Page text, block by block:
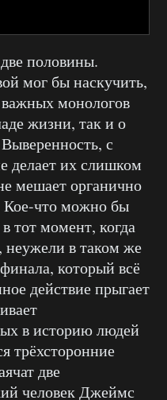
половины.
мог бы наскучить,
монологов
жизни, так и о
с
делает их слишком
мешает органично
Кое-что можно бы
тот момент, когда
неужели в таком же
который всё
действие прыгает
в историю людей
трёхсторонние
две
человек Джеймс